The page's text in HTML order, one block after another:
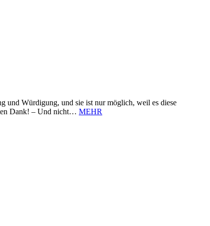
und Würdigung, und sie ist nur möglich, weil es diese
Dank! – Und nicht… MEHR